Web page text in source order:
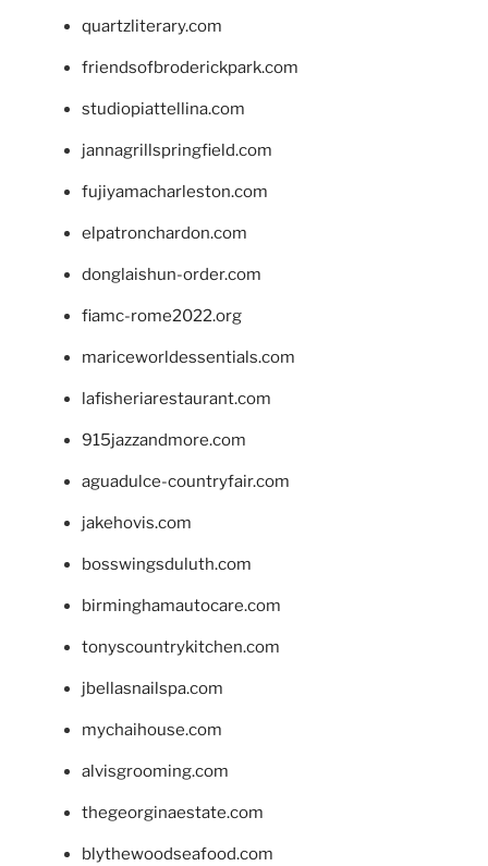
quartzliterary.com
friendsofbroderickpark.com
studiopiattellina.com
jannagrillspringfield.com
fujiyamacharleston.com
elpatronchardon.com
donglaishun-order.com
fiamc-rome2022.org
mariceworldessentials.com
lafisheriarestaurant.com
915jazzandmore.com
aguadulce-countryfair.com
jakehovis.com
bosswingsduluth.com
birminghamautocare.com
tonyscountrykitchen.com
jbellasnailspa.com
mychaihouse.com
alvisgrooming.com
thegeorginaestate.com
blythewoodseafood.com